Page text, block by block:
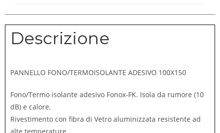
Descrizione
PANNELLO FONO/TERMOISOLANTE ADESIVO 100X150
Fono/Termo isolante adesivo Fonox-FK. Isola da rumore (10
dB) e calore.
Rivestimento con fibra di Vetro aluminizzata resistente ad